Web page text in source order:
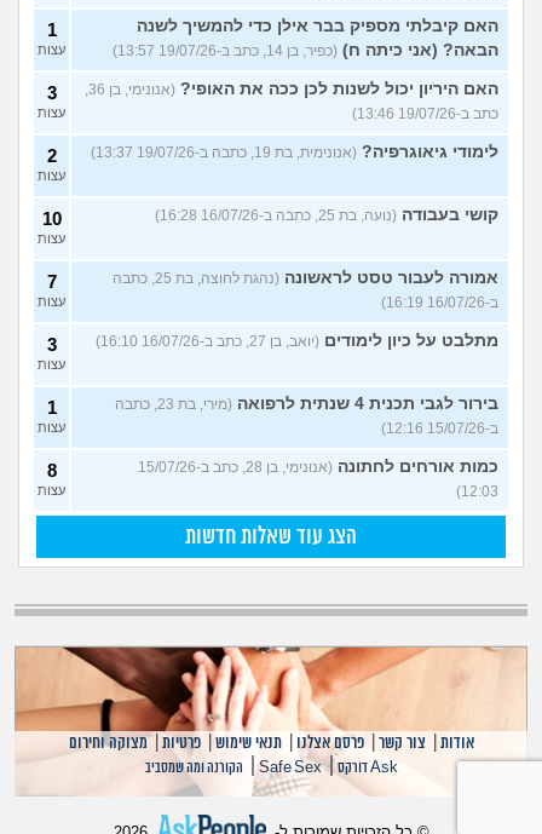
האם קיבלתי מספיק בבר אילן כדי להמשיך לשנה
הבאה? (אני כיתה ח) (כפיר, בן 14, כתב ב-19/07/26 13:57)
1
עצות
האם היריון יכול לשנות לכן ככה את האופי?
(אנונימי, בן 36,
כתב ב-19/07/26 13:46)
3
עצות
לימודי גיאוגרפיה? (אנונימית, בת 19, כתבה ב-19/07/26 13:37) 2
עצות
קושי בעבודה (נועה, בת 25, כתבה ב-16/07/26 16:28) 10
עצות
אמורה לעבור טסט לראשונה
(נהגת לחוצה, בת 25, כתבה
ב-16/07/26 16:19)
7
עצות
מתלבט על כיון לימודים (יואב, בן 27, כתב ב-16/07/26 16:10) 3
עצות
בירור לגבי תכנית 4 שנתית לרפואה
(מירי, בת 23, כתבה
ב-15/07/26 12:16)
1
עצות
כמות אורחים לחתונה
(אנונימי, בן 28, כתב ב-15/07/26
12:03)
8
עצות
הצג עוד שאלות חדשות
אודות צור קשר |פרסם אצלנו |תנאי שימוש |פרטיות |מצוקה וחירום
Ask דורקס |
Safe Sex
| הקורנה ומה שמסביב